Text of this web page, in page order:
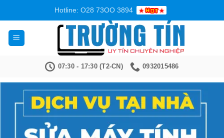
nội
dung
Hotline: O28 73OO 3894
07:30 - 17:30 (T2-CN) 0932015486